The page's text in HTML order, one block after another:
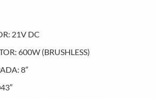
21V DC
600W (BRUSHLESS)
8″